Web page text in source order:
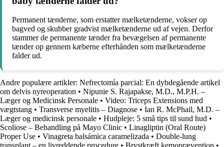
Permanent tænderne, som erstatter mælketænderne, vokser op
bagved og skubber gradvist mælketænderne ud af vejen. Derfor
stammer de permanente tænder fra bevægelsen af permanente
tænder op gennem kæberne efterhånden som mælketænderne
falder ud.
Andre populære artikler: Nefrectomía parcial: En dybdegående artikel
om delvis nyreoperation • Nipunie S. Rajapakse, M.D., M.P.H. –
Læger og Medicinsk Personale • Video: Triceps Extensions med
vægtstang • Transverse myelitis – Diagnose • Ian R. McPhail, M.D. –
Læger og medicinsk personale • Hudpleje: 5 små tips til sund hud •
Scoliose – Behandling på Mayo Clinic • Linagliptin (Oral Route)
Proper Use • Vinagreta balsámica caramelizada • Double-lung